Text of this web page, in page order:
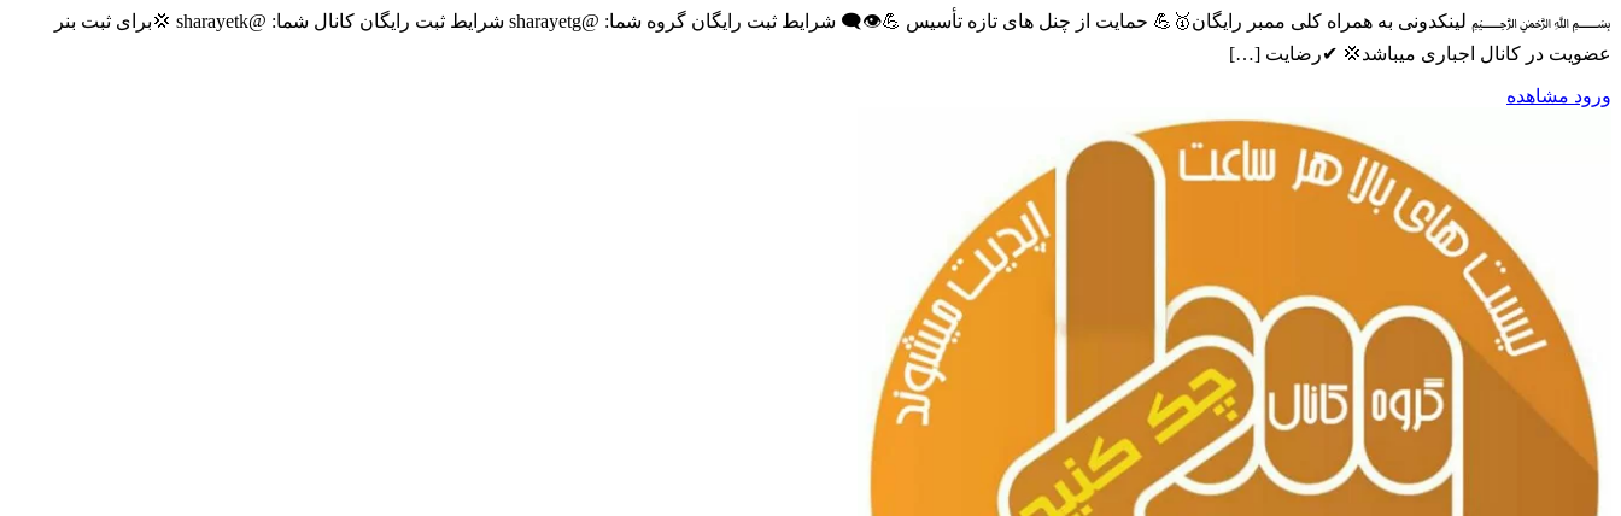
﷽ لینکدونی به همراه کلی ممبر رایگان🥇💪 حمایت از چنل های تازه تأسیس 💪⁦👁️‍🗨️⁩ شرایط ثبت رایگان گروه شما: @sharayetg شرایط ثبت رایگان کانال شما: @sharayetk 💢برای ثبت بنر
عضویت در کانال اجباری میباشد💢 ✔رضایت […]
ورود مشاهده